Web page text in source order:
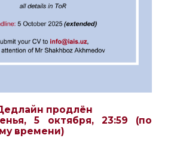
продлён
5 октября, 23:59 (по
времени)